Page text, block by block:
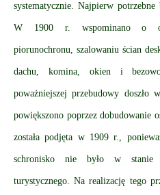
systematycznie. Najpierw
W 1900 r. wspominano o
piorunochronu, szalowaniu ścian
dachu, komina, okien i
poważniejszej przebudowy
powiększono poprzez dobudowanie
została podjęta w 1909 r.,
schronisko nie było w stanie
turystycznego. Na realizację tego